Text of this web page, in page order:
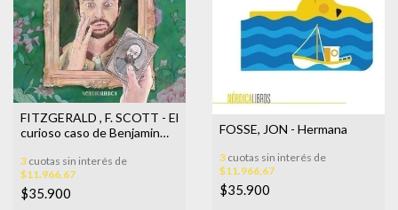
FITZGERALD , F. SCOTT - El
curioso caso de Benjamin
3 cuotas sin interés de
$11.966,67
$35.900
FOSSE, JON - Hermana
3 cuotas sin interés de
$11.966,67
$35.900